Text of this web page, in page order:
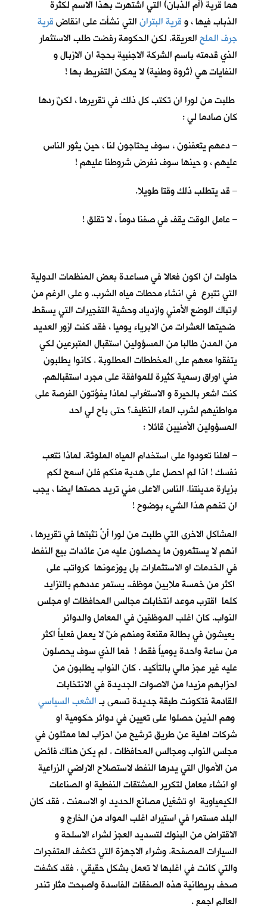
هما قرية (أم الذبان) التي اشتهرت بهذا الاسم لكثرة
الذباب فيها ، وقرية البترانالتي نشأت على انقاضقرية
جرف الملحالعريقة. لكن الحكومة رفضت طلب الاستثمار
الذي قدمته باسم الشركة الاجنبية بحجة ان الازبال و
النفايات هي (ثروة وطنية) لا يمكن التفريط بها !
طلبت من لورا ان تكتب كل ذلك في تقريرها ، لكنّ ردها
كان صادما لي :
– دعهم يتعفنون ، سوف يحتاجون لنا ، حين يثور الناس
عليهم ، و حينها سوف نفرض شروطنا عليهم !
– قد يتطلب ذلك وقتا طويلا.
– عامل الوقت يقف في صفنا دوماً ، لا تقلق !
حاولت ان اكون فعالا في مساعدة بعض المنظمات الدولية
التي تتبرع في انشاء محطات مياه الشرب. و على الرغم من
ارتباك الوضع الأمني وازدياد وحشية التفجيرات التي يسقط
ضحيتها العشرات من الابرياء يوميا ، فقد كنت ازور العديد
من المدن طالبا من المسؤولين استقبال المتبرعين لكي
يتفقوا معهم على المخططات المطلوبة . كانوا يطلبون
مني اوراق رسمية كثيرة للموافقة على مجرد استقبالهم.
كنت اشعر بالحيرة و الاستغراب لماذا يفوِّتون الفرصة على
مواطنيهم لشرب الماء النظيف؟ حتى باح لي احد
المسؤولين الأمنيين قائلا :
– اهلنا تعودوا على استخدام المياه الملوثة. لماذا تتعب
نفسك ! اذا لم احصل على هدية منكم فلن اسمح لكم
بزيارة مدينتنا. الناس الاعلى مني تريد حصتها ايضا ، يجب
ان تفهم هذا الشيء بوضوح !
المشاكل الاخرى التي طلبت من لورا أنْ تثبتها في تقريرها ،
انهم لا يستثمرون ما يحصلون عليه من عائدات بيع النفط
في الخدمات او الاستثمارات بل يوزعونها كرواتب على
اكثر من خمسة ملايين موظف. يستمر عددهم بالتزايد
كلما اقترب موعد انتخابات مجالس المحافظات او مجلس
النواب. كان اغلب الموظفين في المعامل والدوائر
يعيشون في بطالة مقنعة ومنهم مَنْ لا يعمل فعلياً اكثر
من ساعة واحدة يومياً فقط ! فما الذي سوف يحصلون
عليه غير عجز مالي بالتأكيد . كان النواب يطلبون من
احزابهم مزيدا من الاصوات الجديدة في الانتخابات
القادمة فتكونت طبقة جديدة تسمى بـالشعب السياسي
وهم الذين حصلوا على تعيين في دوائر حكومية او
شركات اهلية عن طريق ترشيح من احزاب لها ممثلون في
مجلس النواب ومجالس المحافظات . لم يكن هناك فائض
من الأموال التي يدرها النفط لاستصلاح الاراضي الزراعية
او انشاء معامل لتكرير المشتقات النفطية او الصناعات
الكيمياوية او تشغيل مصانع الحديد او الاسمنت . فقد كان
البلد مستمرا في استيراد اغلب المواد من الخارج و
الاقتراض من البنوك لتسديد العجز لشراء الاسلحة و
السيارات المصفحة. وشراء الاجهزة التي تكشف المتفجرات
والتي كانت في اغلبها لا تعمل بشكل حقيقي . فقد كشفت
صحف بريطانية هذه الصفقات الفاسدة واصبحت مثار تندر
العالم اجمع .